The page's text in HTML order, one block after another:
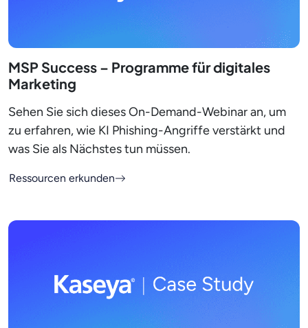
MSP Success – Programme für digitales
Marketing
Sehen Sie sich dieses On-Demand-Webinar an, um
zu erfahren, wie KI Phishing-Angriffe verstärkt und
was Sie als Nächstes tun müssen.
Ressourcen erkunden